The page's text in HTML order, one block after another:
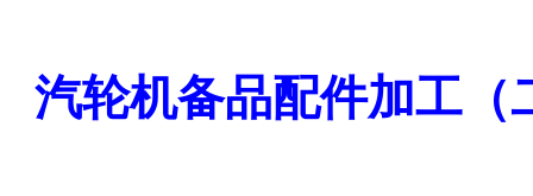
汽轮机备品配件加工（